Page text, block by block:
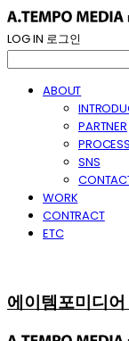
LOG IN 로그인
ABOUT
PARTNER
PROCESS
SNS
WORK
CONTRACT
ETC
에이템포미디